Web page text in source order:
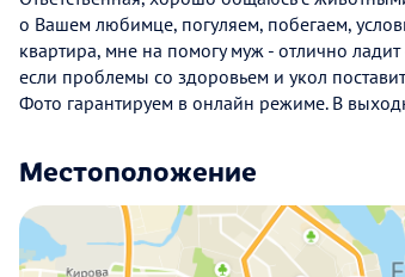
о Вашем любимце, погуляем, побегаем,
квартира, мне на помогу муж - отлично
если проблемы со здоровьем и укол
Фото гарантируем в онлайн режиме. В
Местоположение